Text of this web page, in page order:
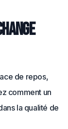
de repos,
comment un
la qualité de